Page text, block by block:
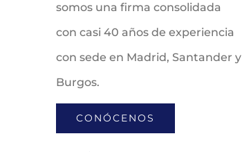
somos una firma consolidada
con casi 40 años de experiencia
con sede en Madrid, Santander y
Burgos.
CONÓCENOS